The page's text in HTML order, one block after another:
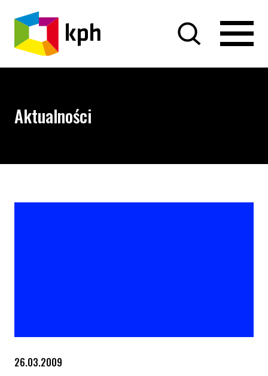
PRZEJDŹ DO TREŚCI
Aktualności
26.03.2009